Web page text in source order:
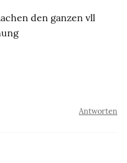
den ganzen vll
Antworten